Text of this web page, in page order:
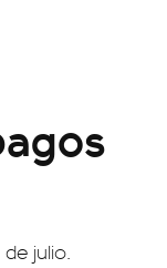
julio.